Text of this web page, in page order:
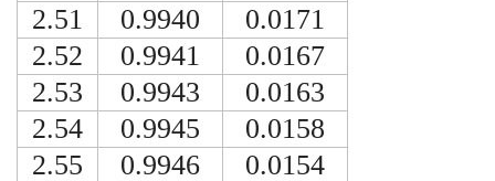
2.51
0.9940
0.0171
2.52
0.9941
0.0167
2.53
0.9943
0.0163
2.54
0.9945
0.0158
2.55
0.9946
0.0154